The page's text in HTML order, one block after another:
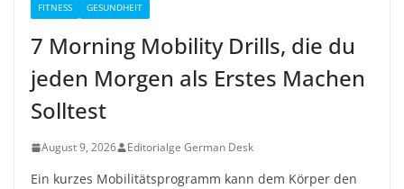
FITNESS GESUNDHEIT
7 Morning Mobility Drills, die du
jeden Morgen als Erstes Machen
Solltest
August 9, 2026 Editorialge German Desk
Ein kurzes Mobilitätsprogramm kann dem Körper den